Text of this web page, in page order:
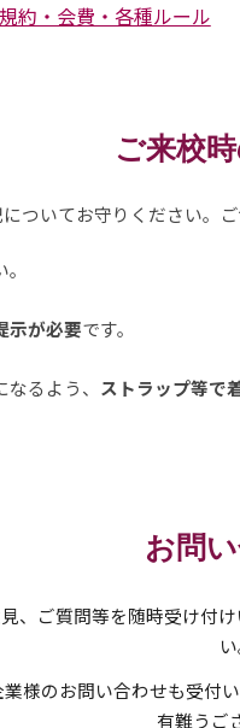
約・会費・各種ルール
ご来校
ついてお守りください。
示が必要です。
なるよう、 ストラップ等で
お問
、ご質問等を随時受け付
い
様のお問い合わせも受付
有難うご